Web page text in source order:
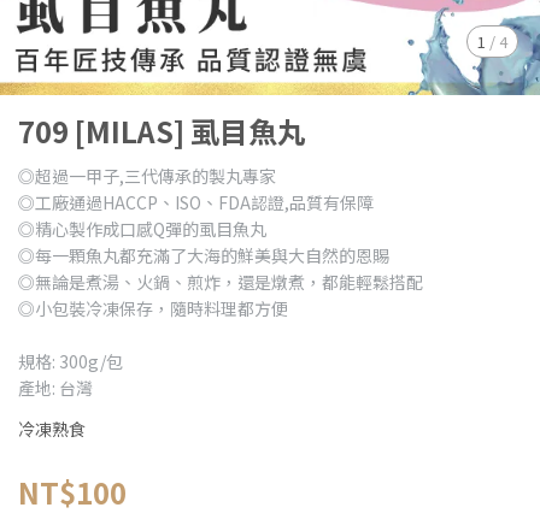
1 / 4
709 [MILAS] 虱目魚丸
◎超過一甲子,三代傳承的製丸專家
◎工廠通過HACCP、ISO、FDA認證,品質有保障
◎精心製作成口感Q彈的虱目魚丸
◎每一顆魚丸都充滿了大海的鮮美與大自然的恩賜
◎無論是煮湯、火鍋、煎炸，還是燉煮，都能輕鬆搭配
◎小包裝冷凍保存，隨時料理都方便
規格: 300g/包
產地: 台灣
冷凍熟食
NT$100